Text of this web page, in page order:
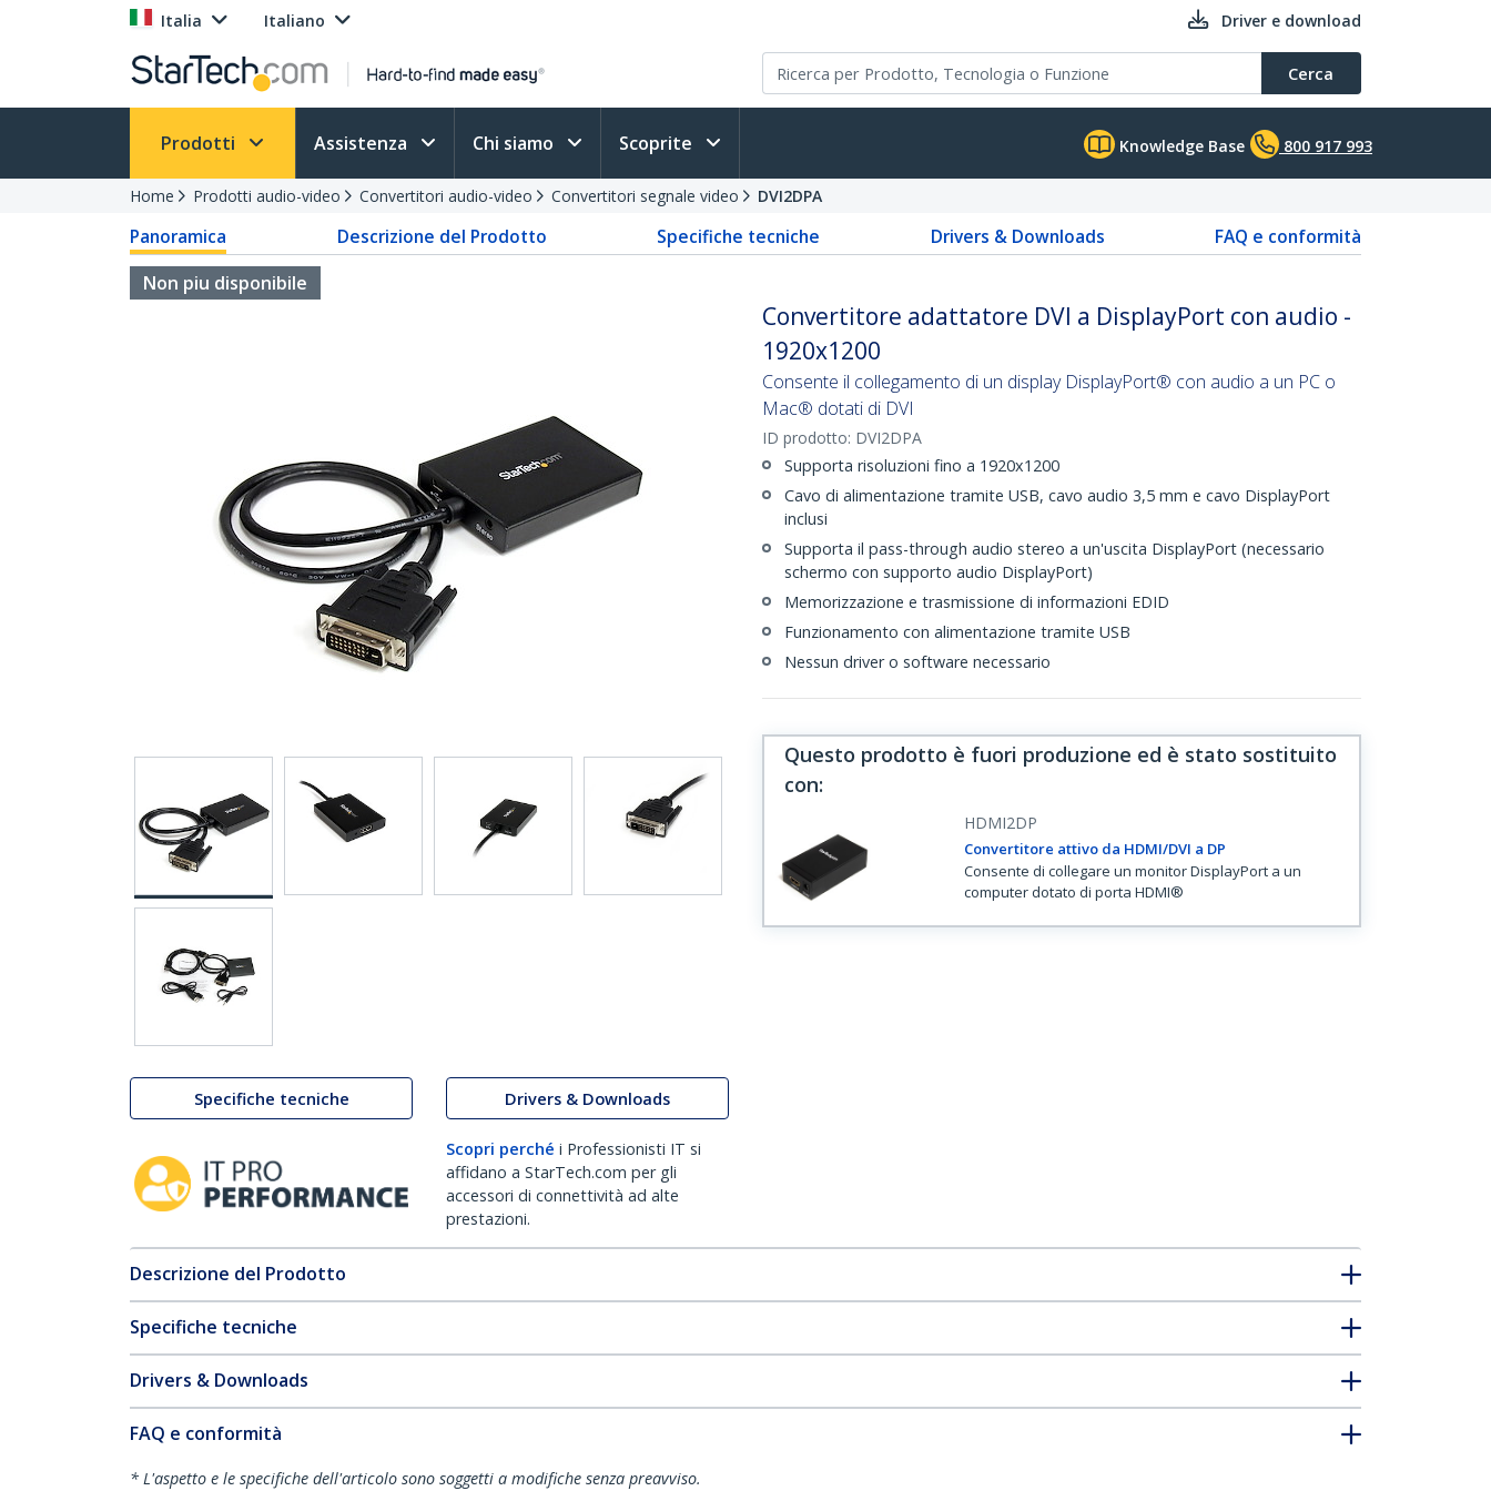
Italia Italiano Driver e download
Cerca
Prodotti Assistenza Chi siamo Scoprite Knowledge Base 800 917 993
Home Prodotti audio-video Convertitori audio-video Convertitori segnale video DVI2DPA
Panoramica Descrizione del Prodotto Specifiche tecniche Drivers & Downloads
FAQ e conformità
Non piu disponibile
Specifiche tecniche Drivers & Downloads
Scopri perché i Professionisti IT si
affidano a StarTech.com per gli
accessori di connettività ad alte
prestazioni.
Convertitore adattatore DVI a DisplayPort con audio -
1920x1200
Consente il collegamento di un display DisplayPort® con audio a un PC o
Mac® dotati di DVI
ID prodotto: DVI2DPA
Supporta risoluzioni fino a 1920x1200
Cavo di alimentazione tramite USB, cavo audio 3,5 mm e cavo DisplayPort
inclusi
Supporta il pass-through audio stereo a un'uscita DisplayPort (necessario
schermo con supporto audio DisplayPort)
Memorizzazione e trasmissione di informazioni EDID
Funzionamento con alimentazione tramite USB
Nessun driver o software necessario
Questo prodotto è fuori produzione ed è stato sostituito
con:
HDMI2DP
Convertitore attivo da HDMI/DVI a DP
Consente di collegare un monitor DisplayPort a un
computer dotato di porta HDMI®
Descrizione del Prodotto
Specifiche tecniche
Drivers & Downloads
FAQ e conformità
* L'aspetto e le specifiche dell'articolo sono soggetti a modifiche senza preavviso.